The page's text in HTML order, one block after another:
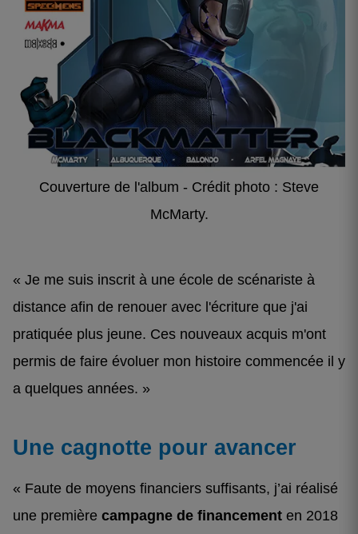
Couverture de l'album - Crédit photo : Steve
McMarty.
« Je me suis inscrit à une école de scénariste à
distance afin de renouer avec l'écriture que j'ai
pratiquée plus jeune. Ces nouveaux acquis m'ont
permis de faire évoluer mon histoire commencée il y
a quelques années. »
Une cagnotte pour avancer
« Faute de moyens financiers suffisants, j’ai réalisé
une première campagne de financement en 2018